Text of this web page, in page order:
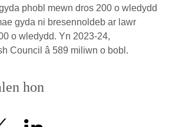
phobl mewn dros 200 o wledydd
gyda ni bresennoldeb ar lawr
o wledydd. Yn 2023-24,
Council â 589 miliwn o bobl.
hon